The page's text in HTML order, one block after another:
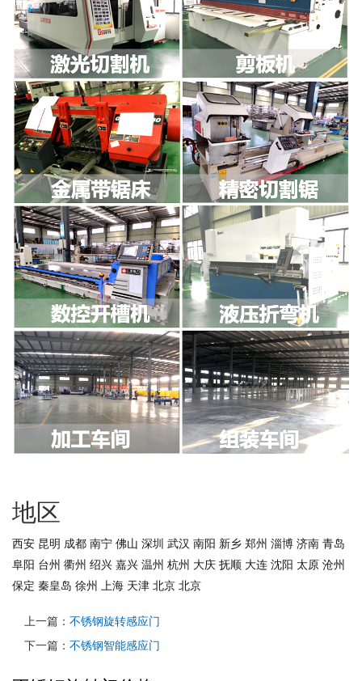
地区
西安 昆明 成都 南宁 佛山 深圳 武汉 南阳 新乡 郑州 淄博 济南 青岛
阜阳 台州 衢州 绍兴 嘉兴 温州 杭州 大庆 抚顺 大连 沈阳 太原 沧州
保定 秦皇岛 徐州 上海 天津 北京 北京
上一篇： 不锈钢旋转感应门
下一篇： 不锈钢智能感应门